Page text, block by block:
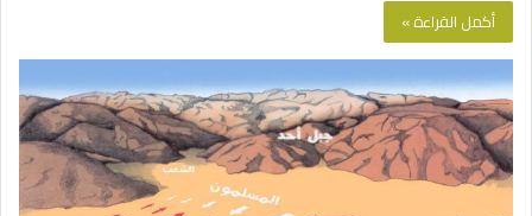
أكمل القراءة »